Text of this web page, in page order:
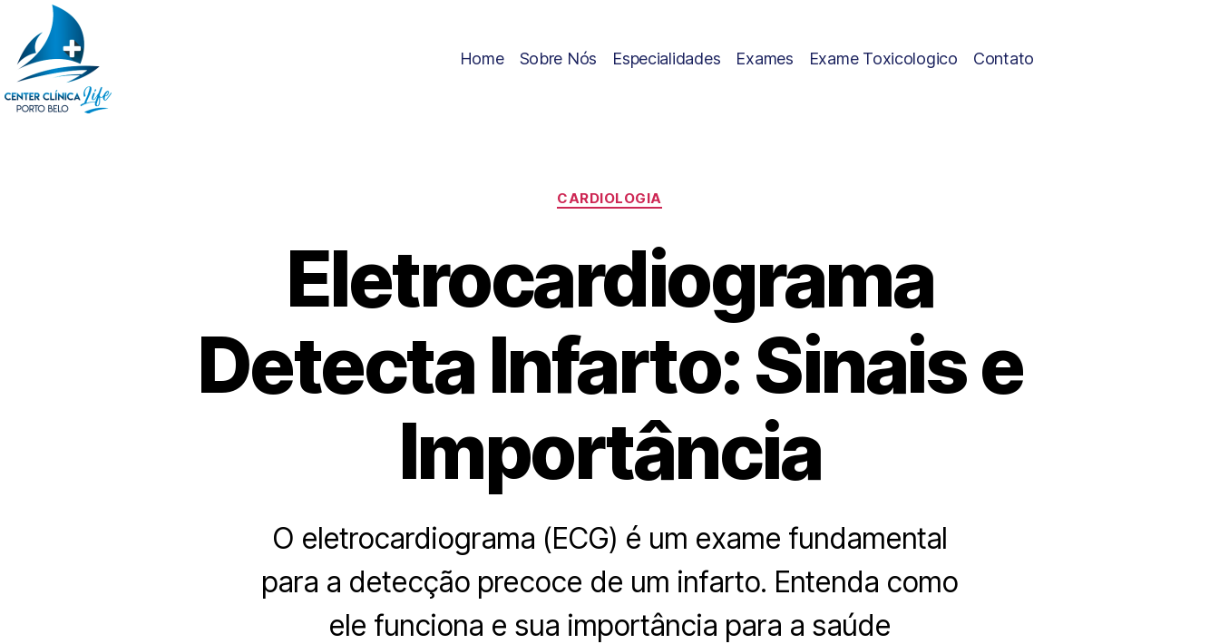
Home Sobre Nós Especialidades Exames Exame Toxicologico Contato
CARDIOLOGIA
Eletrocardiograma
Detecta Infarto: Sinais e
Importância
O eletrocardiograma (ECG) é um exame fundamental
para a detecção precoce de um infarto. Entenda como
ele funciona e sua importância para a saúde